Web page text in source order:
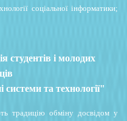
соціальної інформатики;
студентів і молодих
та технології"
традицію обміну досвідом у